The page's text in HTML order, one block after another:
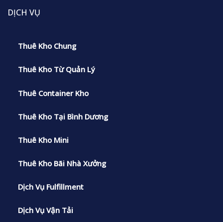
DỊCH VỤ
Thuê Kho Chung
Thuê Kho Từ Quản Lý
Thuê Container Kho
Thuê Kho Tại Bình Dương
Thuê Kho Mini
Thuê Kho Bãi Nhà Xưởng
Dịch Vụ Fulfillment
Dịch Vụ Vận Tải